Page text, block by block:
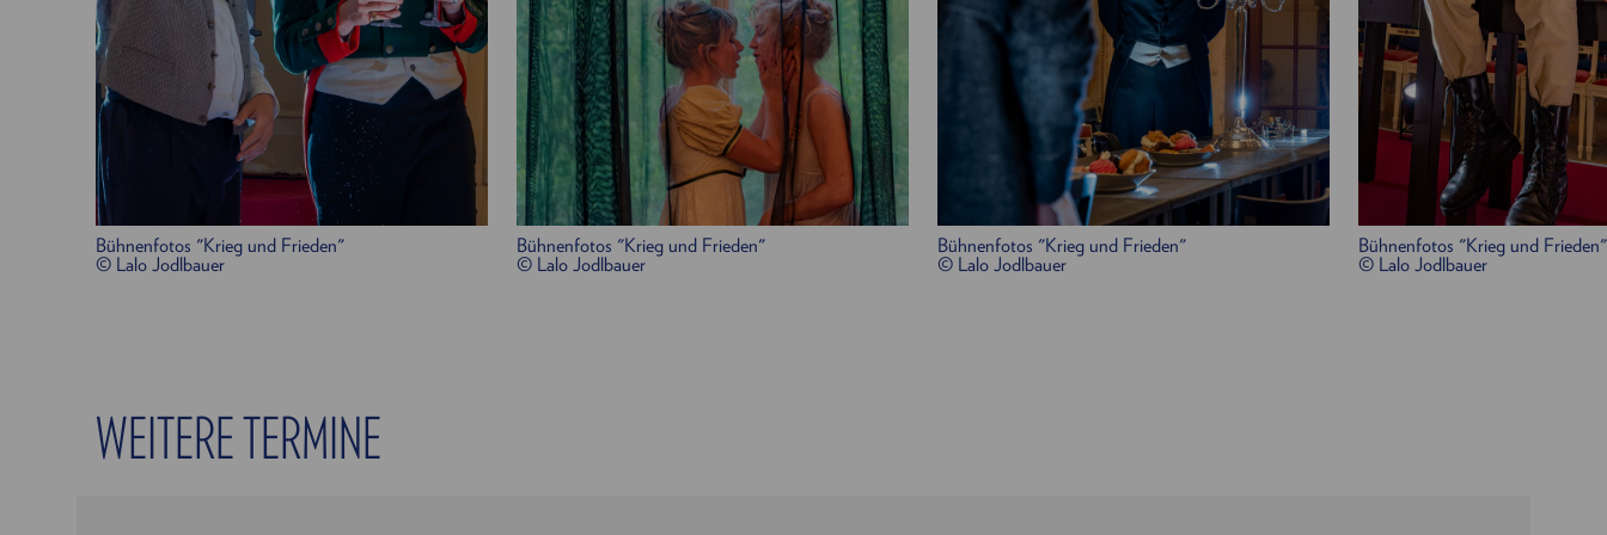
Gräfin Natalja Rostowa, deren Mutter:
Emese Fay
Sonja, Nichte der Rostows: Elena Hückel
Helene Kuragina , verheiratete Gräfin Besuchowa:Johanna Arrouas
Anatol Kuragin, Helenes Bruder:
Elias Eilinghoff
Fürst Wassile Kuragin, deren Vater:
Rafael Schuchter
Fürst Andrei Bolkonski:Tim Werths
Maria Bolkonskaja: Evi Kehrstephan
Fürst Nikolai Bolkonski, deren Vater:Martin Schwab
Fedja Dolochow:Lukas Haas
Bühnenfotos "Krieg und Frieden"
© Lalo Jodlbauer
Bühnenfotos "Krieg und Frieden"
© Lalo Jodlbauer
Bühnenfotos "Krieg und Frieden"
© Lalo Jodlbauer
Bühnenfotos "Krieg und Frieden"
© Lalo Jodlbauer
WEITERE TERMINE